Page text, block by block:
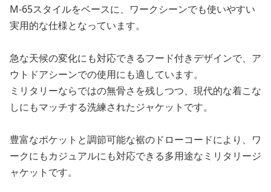
M-65スタイルをベースに、ワークシーンでも使いやすい
実用的な仕様となっています。
急な天候の変化にも対応できるフード付きデザインで、ア
ウトドアシーンでの使用にも適しています。
ミリタリーならではの無骨さを残しつつ、現代的な着こな
しにもマッチする洗練されたジャケットです。
豊富なポケットと調節可能な裾のドローコードにより、ワ
ークにもカジュアルにも対応できる多用途なミリタリージ
ャケットです。